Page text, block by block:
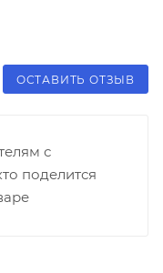
ОСТАВИТЬ ОТЗЫВ
с
поделится